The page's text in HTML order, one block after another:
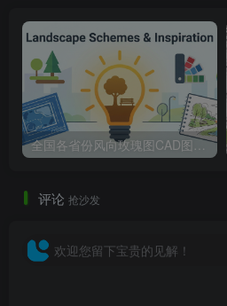
“当基础设施能够承载景
又具备基础设施的防御能力
与自然的动态平衡。”
该项目挑战了传统的“绿化”思
计的最高境界不是在工程之后添
全国各省份风向玫瑰图CAD图块合集
评论 抢沙发
欢迎您留下宝贵的见解！